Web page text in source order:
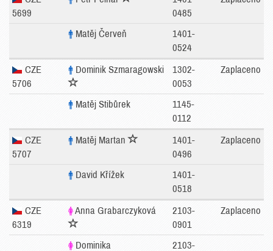
5699
0485
Matěj Červeň
1401-
0524
CZE
5706
Dominik Szmaragowski
1302-
0053
Zaplaceno
Matěj Stibůrek
1145-
0112
CZE
5707
Matěj Martan
1401-
0496
Zaplaceno
David Křížek
1401-
0518
CZE
6319
Anna Grabarczyková
2103-
0901
Zaplaceno
Dominika
2103-